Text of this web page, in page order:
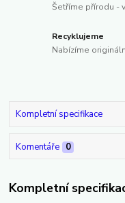
Šetříme přírodu -
Recyklujeme
Nabízíme
Kompletní specifikace
Komentáře 0
Kompletní